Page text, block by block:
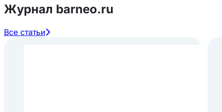
Журнал barneo.ru
Все статьи